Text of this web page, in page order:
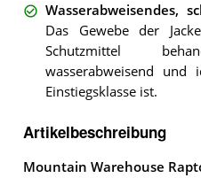
Wasserabweisendes,
Das Gewebe der
Schutzmittel
wasserabweisend und
Einstiegsklasse ist.
Artikelbeschreibung
Mountain Warehouse